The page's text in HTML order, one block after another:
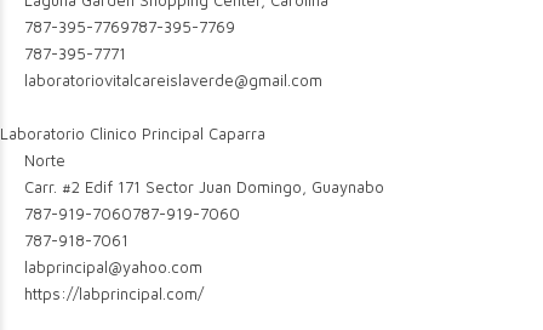
787-395-7769787-395-7769
787-395-7771
laboratoriovitalcareislaverde@gmail.com
Laboratorio Clinico Principal Caparra
Norte
Carr. #2 Edif 171 Sector Juan Domingo, Guaynabo
787-919-7060787-919-7060
787-918-7061
labprincipal@yahoo.com
https://labprincipal.com/